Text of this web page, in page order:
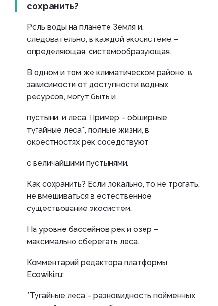
сохранить?
Роль воды на планете Земля и,
следовательно, в каждой экосистеме –
определяющая, системообразующая.
В одном и том же климатическом районе, в
зависимости от доступности водных
ресурсов, могут быть и
пустыни, и леса. Пример – обширные
тугайные леса*, полные жизни, в
окрестностях рек соседствуют
с величайшими пустынями.
Как сохранить? Если локально, то не трогать,
не вмешиваться в естественное
существование экосистем.
На уровне бассейнов рек и озер –
максимально сберегать леса.
Комментарий редактора платформы
Ecowiki.ru:
*Тугайные леса – разновидность пойменных